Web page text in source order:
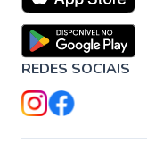
REDES SOCIAIS